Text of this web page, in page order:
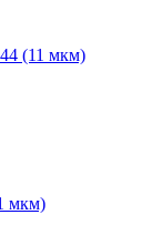
(11 мкм)
мкм)